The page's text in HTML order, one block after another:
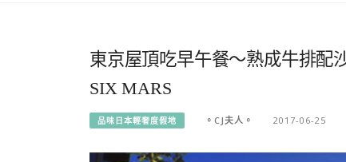
東京屋頂吃早午餐～熟成牛排配
SIX MARS
品味日本輕奢度假地 。CJ夫人。 2017-06-25